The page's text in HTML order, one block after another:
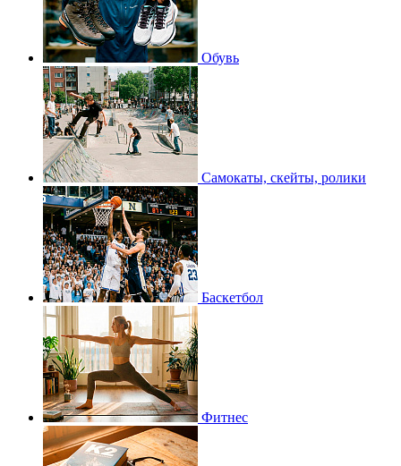
Обувь
Самокаты, скейты, ролики
Баскетбол
Фитнес